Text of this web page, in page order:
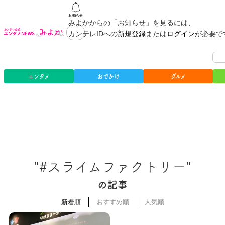
みよかからの「お知らせ」を見るには、
カンテレIDへの新規登録またはログインが必要
エンタメ おでかけ グルメ
"#スライムファクトリー"
の記事
新着順 おすすめ順 人気順